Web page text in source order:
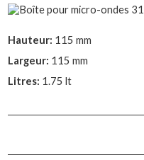
Hauteur: 115 mm
Largeur: 115 mm
Litres: 1.75 lt